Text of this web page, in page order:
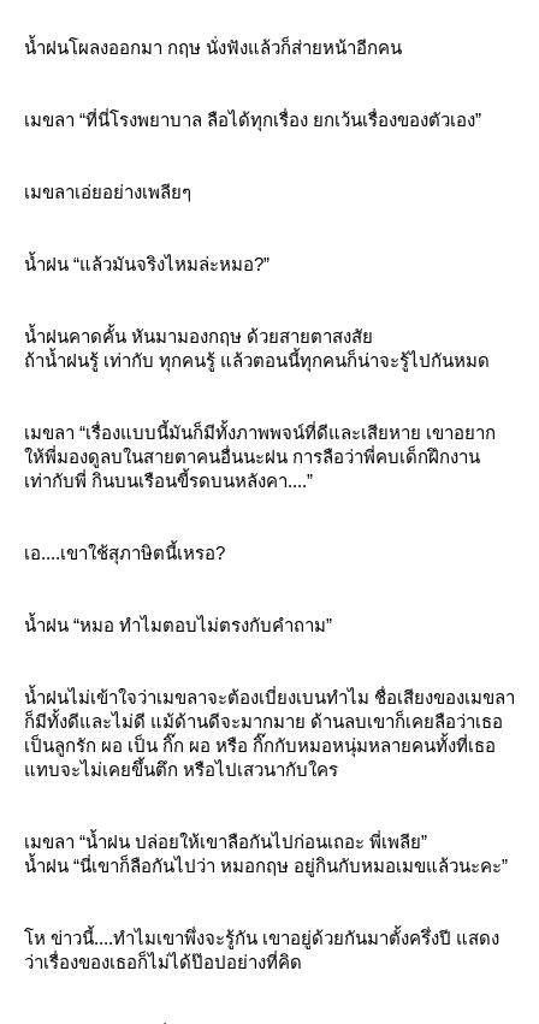
น้ำฝนโผลงออกมา กฤษ นั่งฟังแล้วก็ส่ายหน้าอีกคน
เมขลา “ที่นี่โรงพยาบาล ลือได้ทุกเรื่อง ยกเว้นเรื่องของตัวเอง”
เมขลาเอ่ยอย่างเพลียๆ
น้ำฝน “แล้วมันจริงไหมล่ะหมอ?”
น้ำฝนคาดคั้น หันมามองกฤษ ด้วยสายตาสงสั
ถ้าน้ำฝนรู้ เท่ากับ ทุกคนรู้ แล้วตอนนี้ทุกคนก็น่าจะรู้ไปกันหมด
เมขลา “เรื่องแบบนี้มันก็มีทั้งภาพพจน์ที่ดีและเสียหาย เขาอยาก
ห้พี่มองดูลบในสายตาคนอื่นนะฝน การลือว่าพี่คบเด็กฝึกงาน
เท่ากับพี่ กินบนเรือนขี้รดบนหลังคา....”
เอ....เขาใช้สุภาษิตนี้เหรอ?
น้ำฝน “หมอ ทำไมตอบไม่ตรงกับคำถาม”
น้ำฝนไม่เข้าใจว่าเมขลาจะต้องเบี่ยงเบนทำไม ชื่อเสียงของเมขลา
ก็มีทั้งดีและไม่ดี แม้ด้านดีจะมากมาย ด้านลบเขาก็เคยลือว่าเธอ
เป็นลูกรัก ผอ เป็น กิ๊ก ผอ หรือ กิ๊กกับหมอหนุ่มหลายคนทั้งที่เธอ
ทบจะไม่เคยขึ้นตึก หรือไปเสวนากับใคร
เมขลา “น้ำฝน ปล่อยให้เขาลือกันไปก่อนเถอะ พี่เพลีย”
น้ำฝน “นี่เขาก็ลือกันไปว่า หมอกฤษ อยู่กินกับหมอเมขแล้วนะคะ”
ห ข่าวนี้....ทำไมเขาพึ่งจะรู้กัน เขาอยู่ด้วยกันมาตั้งครึ่งปี แสดง
ว่าเรื่องของเธอก็ไม่ได้ป๊อปอย่างที่คิด